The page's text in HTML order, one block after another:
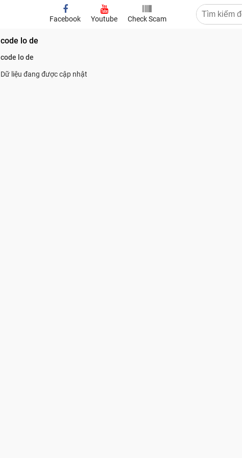
Facebook Youtube Check Scam
code lo de
code lo de
Dữ liệu đang được cập nhật